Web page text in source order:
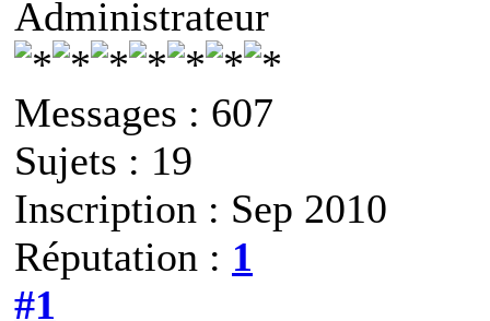
Administrateur
Messages : 607
Sujets : 19
Inscription : Sep 2010
Réputation : 1
#1